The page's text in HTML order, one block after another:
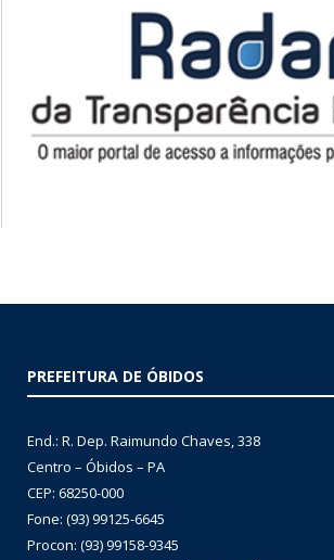
PREFEITURA DE ÓBIDOS
End.: R. Dep. Raimundo Chaves, 338
Centro – Óbidos – PA
CEP: 68250-000
Fone: (93) 99125-6645
Procon: (93) 99158-9345